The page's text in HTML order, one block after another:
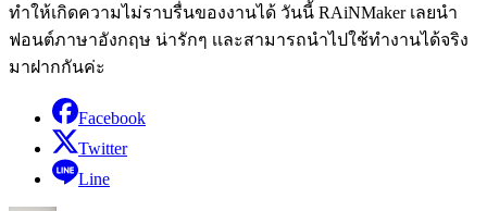
ทำให้เกิดความไม่ราบรื่นของงานได้ วันนี้ RAiNMaker เลยนำ
ฟอนต์ภาษาอังกฤษ น่ารักๆ เเละสามารถนำไปใช้ทำงานได้จริง
มาฝากกันค่ะ
Facebook
Twitter
Line